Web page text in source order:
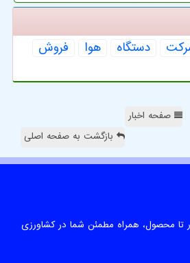
دستگاه هوا
فروش
صفحه اخبار
بازگشت به صفحه اصلی
تا محصول، همراه مطمئن شما در کشاورزی